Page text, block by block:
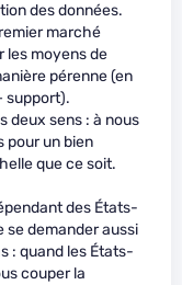
des données.
marché
les moyens de
pérenne (en
support).
deux sens : à nous
pour un bien
que ce soit.
des États-
se demander aussi
: quand les États-
couper la